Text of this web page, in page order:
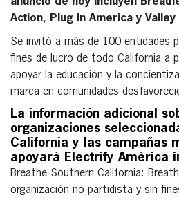
Action, Plug In America y Valley
Se invitó a más de 100 entidades
fines de lucro de todo California a
apoyar la educación y la
marca en comunidades
La información adicional
organizaciones
California y las campañas
apoyará Electrify América
Breathe Southern California:
organización no partidista y sin